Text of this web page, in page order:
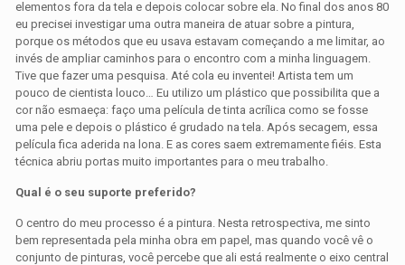
elementos fora da tela e depois colocar sobre ela. No final dos anos 80
eu precisei investigar uma outra maneira de atuar sobre a pintura,
porque os métodos que eu usava estavam começando a me limitar, ao
invés de ampliar caminhos para o encontro com a minha linguagem.
Tive que fazer uma pesquisa. Até cola eu inventei! Artista tem um
pouco de cientista louco… Eu utilizo um plástico que possibilita que a
cor não esmaeça: faço uma película de tinta acrílica como se fosse
uma pele e depois o plástico é grudado na tela. Após secagem, essa
película fica aderida na lona. E as cores saem extremamente fiéis. Esta
técnica abriu portas muito importantes para o meu trabalho.
Qual é o seu suporte preferido?
O centro do meu processo é a pintura. Nesta retrospectiva, me sinto
bem representada pela minha obra em papel, mas quando você vê o
conjunto de pinturas, você percebe que ali está realmente o eixo central